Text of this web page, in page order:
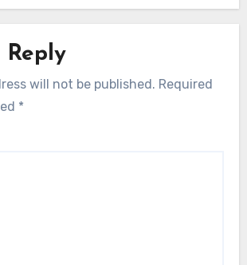
Reply
will not be published. Required
*